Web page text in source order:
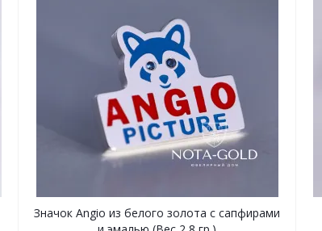
Значок Angio из белого золота с сапфирами